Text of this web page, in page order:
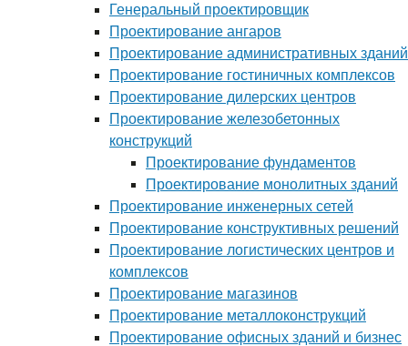
Генеральный проектировщик
Проектирование ангаров
Проектирование административных зданий
Проектирование гостиничных комплексов
Проектирование дилерских центров
Проектирование железобетонных
конструкций
Проектирование фундаментов
Проектирование монолитных зданий
Проектирование инженерных сетей
Проектирование конструктивных решений
Проектирование логистических центров и
комплексов
Проектирование магазинов
Проектирование металлоконструкций
Проектирование офисных зданий и бизнес